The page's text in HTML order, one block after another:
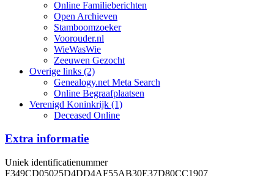
Online Familieberichten
Open Archieven
Stamboomzoeker
Voorouder.nl
WieWasWie
Zeeuwen Gezocht
Overige links (2)
Genealogy.net Meta Search
Online Begraafplaatsen
Verenigd Koninkrijk (1)
Deceased Online
Extra informatie
Uniek identificatienummer
F349CD05025D4DD4AF55AB30E37D80CC1907